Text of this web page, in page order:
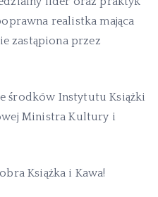
realistka mająca
zastąpiona przez
środków Instytutu Książki
Ministra Kultury i
Książka i Kawa!